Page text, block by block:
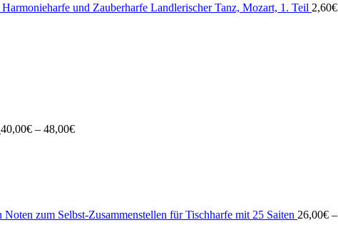
Landlerischer Tanz, Mozart, 1. Teil 2,60€
40,00€ – 48,00€
Noten zum Selbst-Zusammenstellen für Tischharfe mit 25 Saiten 26,00€ –